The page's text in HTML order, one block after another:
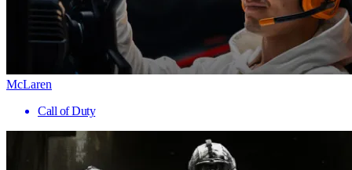
McLaren
Call of Duty